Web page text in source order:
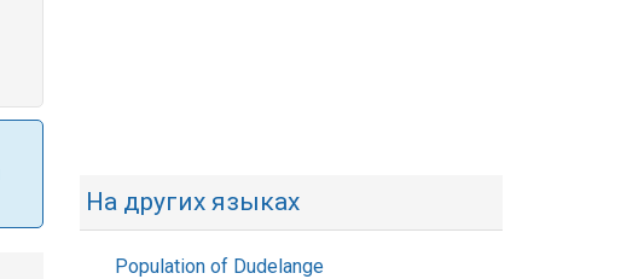
На других языках
Population of Dudelange